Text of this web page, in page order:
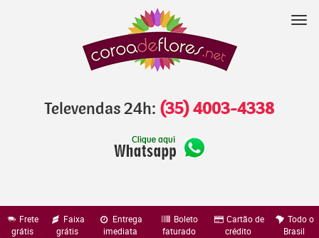
Televendas 24h: (35) 4003-4338
Frete
grátis
Faixa
grátis
Entrega
imediata
Boleto
faturado
Cartão de
crédito
Todo o
Brasil